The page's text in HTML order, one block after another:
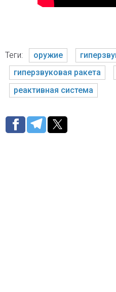
Теги: оружие
гиперзвуковая ракета
реактивная система